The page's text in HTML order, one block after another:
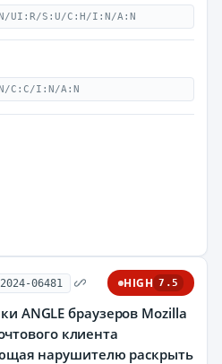
UI:R/S:U/C:H/I:N/A:N
C:C/I:N/A:N
06481 HIGH 7.5
ANGLE браузеров Mozilla
клиента
нарушителю раскрыть